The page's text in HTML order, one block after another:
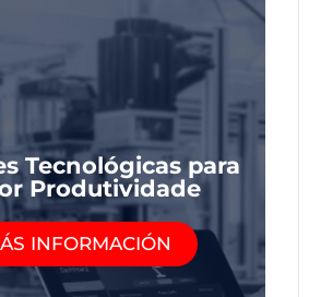
Tecnológicas para
Produtividade
INFORMACIÓN